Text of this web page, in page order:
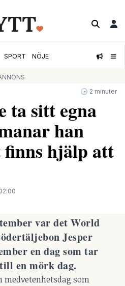
SPORT NÖJE
🕝 2 minuter
ta sitt egna
han
hjälp att
var det World
Jesper
en dag som tar
en mörk dag.
medvetenhetsdag som